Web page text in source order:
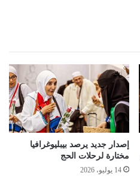
إصدار جديد يرصد بيبليوغرافيا
مختارة لرحلات الحج
14 يوليو، 2026